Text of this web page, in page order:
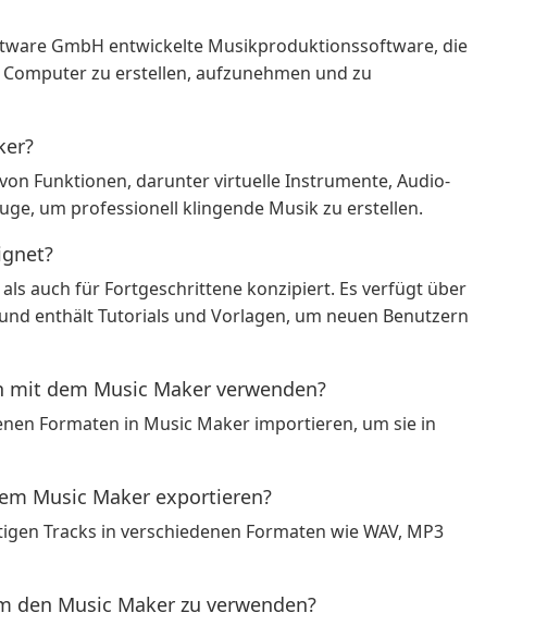
GmbH entwickelte Musikproduktionssoftware, die
zu erstellen, aufzunehmen und zu
Funktionen, darunter virtuelle Instrumente, Audio-
um professionell klingende Musik zu erstellen.
auch für Fortgeschrittene konzipiert. Es verfügt über
enthält Tutorials und Vorlagen, um neuen Benutzern
dem Music Maker verwenden?
Formaten in Music Maker importieren, um sie in
Music Maker exportieren?
Tracks in verschiedenen Formaten wie WAV, MP3
den Music Maker zu verwenden?